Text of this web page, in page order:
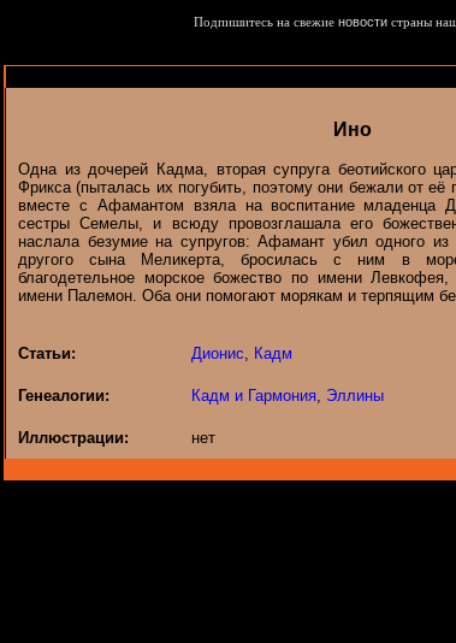
Подпишитесь на свежие новости страны
Ино
Одна из дочерей Кадма, вторая супруга беотийского
Фрикса (пыталась их погубить, поэтому они бежали от
вместе с Афамантом взяла на воспитание младенца
сестры Семелы, и всюду провозглашала его
наслала безумие на супругов: Афамант убил одного
другого сына Меликерта, бросилась с ним в
благодетельное морское божество по имени
имени Палемон. Оба они помогают морякам и терпящим
Статьи: Дионис, Кадм
Генеалогии: Кадм и Гармония, Эллины
Иллюстрации: нет